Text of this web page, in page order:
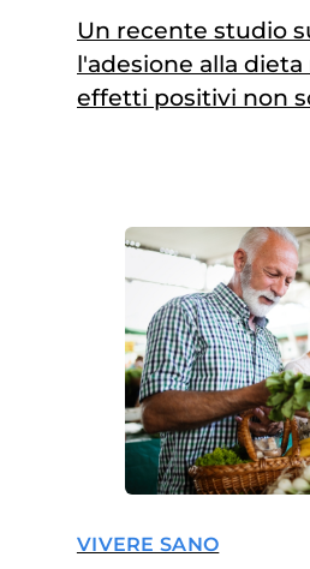
Un recente studio
l'adesione alla
effetti positivi non
VIVERE SANO